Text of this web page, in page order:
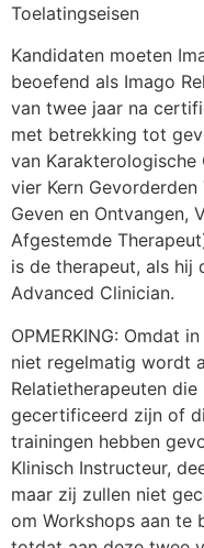
Toelatingseisen
Kandidaten moeten
beoefend als Imago
van twee jaar na
met betrekking tot
van
vier Kern
Geven en Ontvangen,
Afgestemde
is de therapeut, als hij
Advanced Clinician.
OPMERKING: Omdat
niet regelmatig wordt
Relatietherapeuten
gecertificeerd zijn of
trainingen hebben
Klinisch Instructeur,
maar zij zullen niet
om Workshops aan te